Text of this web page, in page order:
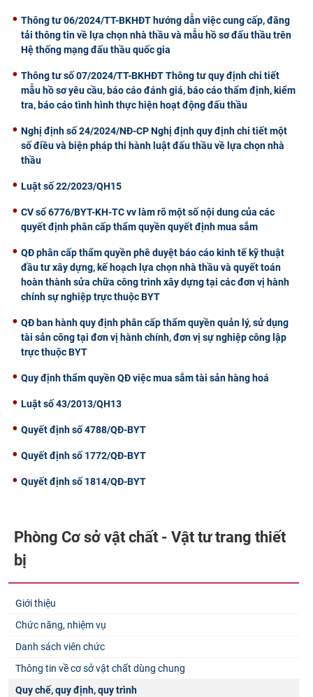
Thông tư 06/2024/TT-BKHĐT hướng dẫn việc cung cấp, đăng
tải thông tin về lựa chọn nhà thầu và mẫu hồ sơ đấu thầu trên
Hệ thống mạng đấu thầu quốc gia
Thông tư số 07/2024/TT-BKHĐT Thông tư quy định chi tiết
mẫu hồ sơ yêu cầu, báo cáo đánh giá, báo cáo thẩm định, kiểm
tra, báo cáo tình hình thực hiện hoạt động đấu thầu
Nghị định số 24/2024/NĐ-CP Nghị định quy định chi tiết một
số điều và biện pháp thi hành luật đấu thầu về lựa chọn nhà
thầu
Luật số 22/2023/QH15
CV số 6776/BYT-KH-TC vv làm rõ một số nội dung của các
quyết định phân cấp thẩm quyền quyết định mua sắm
QĐ phân cấp thẩm quyền phê duyệt báo cáo kinh tế kỹ thuật
đầu tư xây dựng, kế hoạch lựa chọn nhà thầu và quyết toán
hoàn thành sửa chữa công trình xây dựng tại các đơn vị hành
chính sự nghiệp trực thuộc BYT
QĐ ban hành quy định phân cấp thẩm quyền quản lý, sử dụng
tài sản công tại đơn vị hành chính, đơn vị sự nghiệp công lập
trực thuộc BYT
Quy định thẩm quyền QĐ việc mua sắm tài sản hàng hoá
Luật số 43/2013/QH13
Quyết định số 4788/QĐ-BYT
Quyết định số 1772/QĐ-BYT
Quyết định số 1814/QĐ-BYT
Phòng Cơ sở vật chất - Vật tư trang thiết
bị
Giới thiệu
Chức năng, nhiệm vụ
Danh sách viên chức
Thông tin về cơ sở vật chất dùng chung
Quy chế, quy định, quy trình